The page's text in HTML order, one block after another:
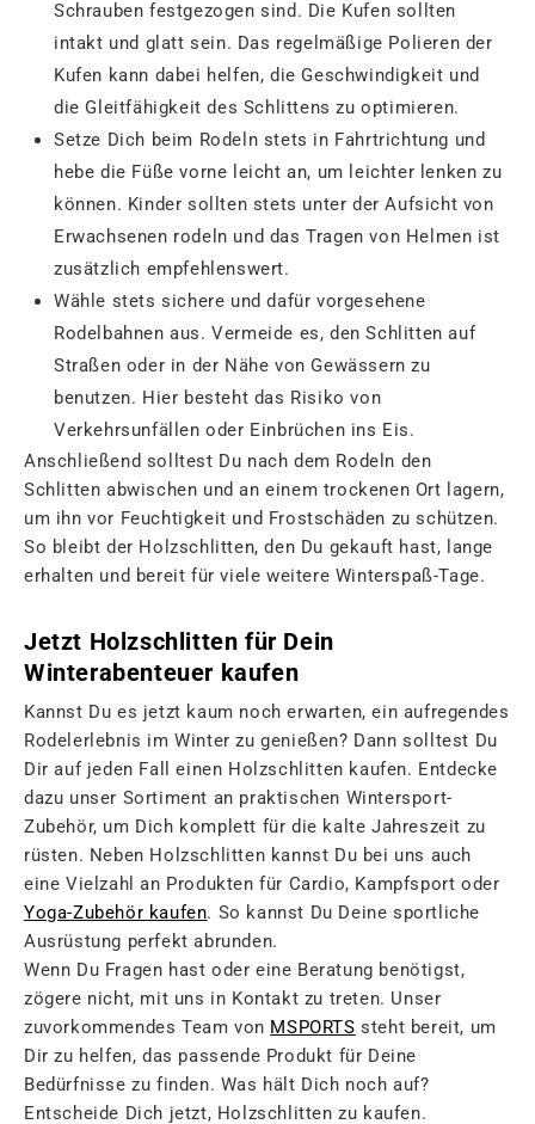
Schrauben festgezogen sind. Die Kufen sollten
intakt und glatt sein. Das regelmäßige Polieren der
Kufen kann dabei helfen, die Geschwindigkeit und
die Gleitfähigkeit des Schlittens zu optimieren.
Setze Dich beim Rodeln stets in Fahrtrichtung und
hebe die Füße vorne leicht an, um leichter lenken zu
können. Kinder sollten stets unter der Aufsicht von
Erwachsenen rodeln und das Tragen von Helmen ist
zusätzlich empfehlenswert.
Wähle stets sichere und dafür vorgesehene
Rodelbahnen aus. Vermeide es, den Schlitten auf
Straßen oder in der Nähe von Gewässern zu
benutzen. Hier besteht das Risiko von
Verkehrsunfällen oder Einbrüchen ins Eis.
Anschließend solltest Du nach dem Rodeln den
Schlitten abwischen und an einem trockenen Ort lagern,
um ihn vor Feuchtigkeit und Frostschäden zu schützen.
So bleibt der Holzschlitten, den Du gekauft hast, lange
erhalten und bereit für viele weitere Winterspaß-Tage.
Jetzt Holzschlitten für Dein
Winterabenteuer kaufen
Kannst Du es jetzt kaum noch erwarten, ein aufregendes
Rodelerlebnis im Winter zu genießen? Dann solltest Du
Dir auf jeden Fall einen Holzschlitten kaufen. Entdecke
dazu unser Sortiment an praktischen Wintersport-
Zubehör, um Dich komplett für die kalte Jahreszeit zu
rüsten. Neben Holzschlitten kannst Du bei uns auch
eine Vielzahl an Produkten für Cardio, Kampfsport oder
Yoga-Zubehör kaufen. So kannst Du Deine sportliche
Ausrüstung perfekt abrunden.
Wenn Du Fragen hast oder eine Beratung benötigst,
zögere nicht, mit uns in Kontakt zu treten. Unser
zuvorkommendes Team von MSPORTS steht bereit, um
Dir zu helfen, das passende Produkt für Deine
Bedürfnisse zu finden. Was hält Dich noch auf?
Entscheide Dich jetzt, Holzschlitten zu kaufen.